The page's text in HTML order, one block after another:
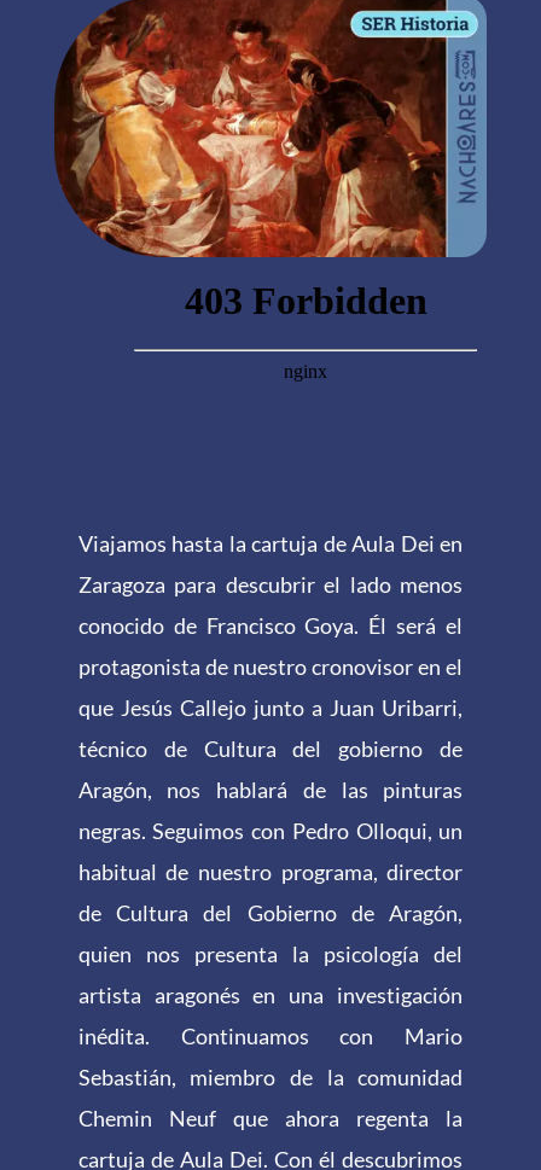
Viajamos hasta la cartuja de Aula Dei en
Zaragoza para descubrir el lado menos
conocido de Francisco Goya. Él será el
protagonista de nuestro cronovisor en el
que Jesús Callejo junto a Juan Uribarri,
técnico de Cultura del gobierno de
Aragón, nos hablará de las pinturas
negras. Seguimos con Pedro Olloqui, un
habitual de nuestro programa, director
de Cultura del Gobierno de Aragón,
quien nos presenta la psicología del
artista aragonés en una investigación
inédita. Continuamos con Mario
Sebastián, miembro de la comunidad
Chemin Neuf que ahora regenta la
cartuja de Aula Dei. Con él descubrimos